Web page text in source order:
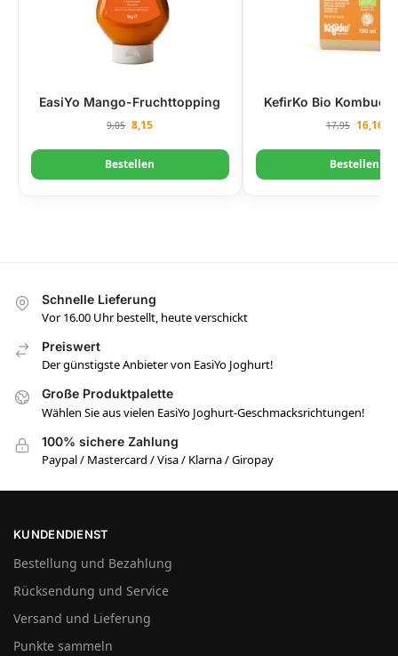
EasiYo Mango-Fruchttopping
9,05 8,15
Bestellen
KefirKo Bio
17,95 16,16
Bestellen
Schnelle Lieferung
Vor 16.00 Uhr bestellt, heute verschickt
Preiswert
Der günstigste Anbieter von EasiYo Joghurt!
Große Produktpalette
Wählen Sie aus vielen EasiYo Joghurt-Geschmacksrichtungen!
100% sichere Zahlung
Paypal / Mastercard / Visa / Klarna / Giropay
KUNDENDIENST
Bestellung und Bezahlung
Rücksendung und Service
Versand und Lieferung
Punkte sammeln